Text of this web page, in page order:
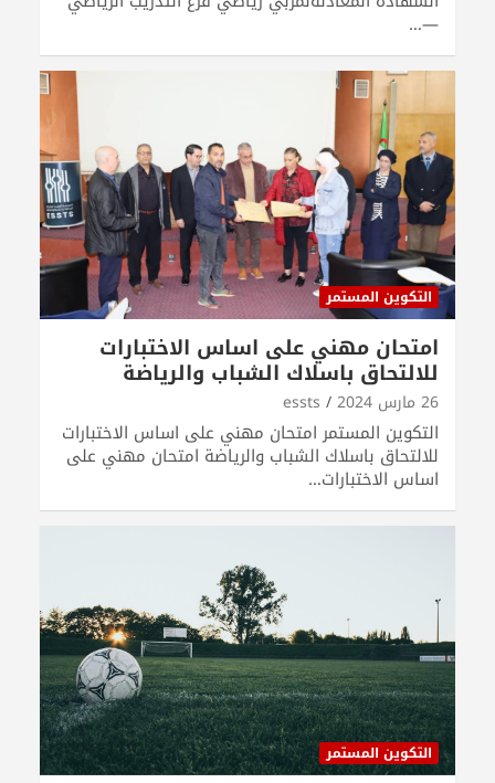
—…
التكوين المستمر
امتحان مهني على اساس الاختبارات
للالتحاق باسلاك الشباب والرياضة
26 مارس 2024 essts
التكوين المستمر امتحان مهني على اساس الاختبارات
للالتحاق باسلاك الشباب والرياضة امتحان مهني على
اساس الاختبارات…
التكوين المستمر